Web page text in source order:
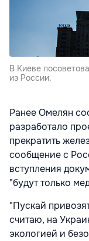
В Киеве
из России.
Ранее Омелян
разработало
прекратить
сообщение с
вступления
"будут только
"Пускай
считаю, на
экологией и